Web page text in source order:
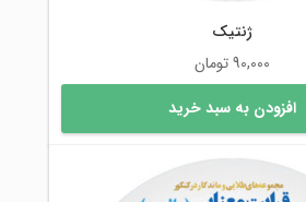
ژنتیک
90,000تومان
افزودن به سبد خرید